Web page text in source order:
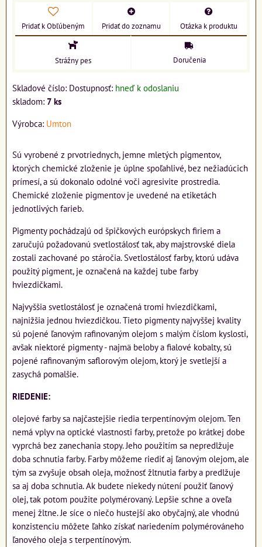
Pridať k Obľúbeným Pridať do zoznamu Otázka k produktu
Strážny pes Doručenia
Skladové číslo: Dostupnosť: hneď k odoslaniu
skladom: 7 ks
Výrobca: Umton
Sú vyrobené z prvotriednych, jemne mletých pigmentov,
ktorých chemické zloženie je úplne spoľahlivé, bez nežiadúcich
prímesí, a sú dokonalo odolné voči agresivite prostredia.
Chemické zloženie pigmentov je uvedené na etiketách
jednotlivých farieb.
Pigmenty pochádzajú od špičkových európskych firiem a
zaručujú požadovanú svetlostálosť tak, aby majstrovské diela
zostali zachované po stáročia. Svetlostálosť farby, ktorú udáva
použitý pigment, je označená na každej tube farby
hviezdičkami.
Najvyššia svetlostálosť je označená tromi hviezdičkami,
najnižšia jednou hviezdičkou. Tieto pigmenty najvyššej kvality
sú pojené ľanovým rafinovaným olejom s malým číslom kyslosti,
avšak niektoré pigmenty - najmä beloby a fialové kobalty, sú
pojené rafinovaným saflorovým olejom, ktorý je svetlejší a
zasychá pomalšie.
RIEDENIE:
olejové farby sa najčastejšie riedia terpentínovým olejom. Ten
nemá vplyv na optické vlastnosti farby, pretože po krátkej dobe
vyprchá bez zanechania stopy. Jeho použitím sa nepredlžuje
doba schnutia farby. Farby môžeme riediť aj ľanovým olejom, ale
tým sa zvyšuje obsah oleja, možnosť žltnutia farby a predlžuje
sa aj doba schnutia. Ak budete niekedy nútení použiť ľanový
olej, tak potom použite polymérovaný. Lepšie schne a oveľa
menej žltne. Je síce o niečo hustejší ako obyčajný, ale vhodnú
konzistenciu môžete ľahko získať nariedením polymérováneho
ľanového oleja s terpentínovým.